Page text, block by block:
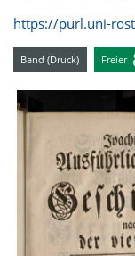
https://purl.uni-
Band (Druck) Freier